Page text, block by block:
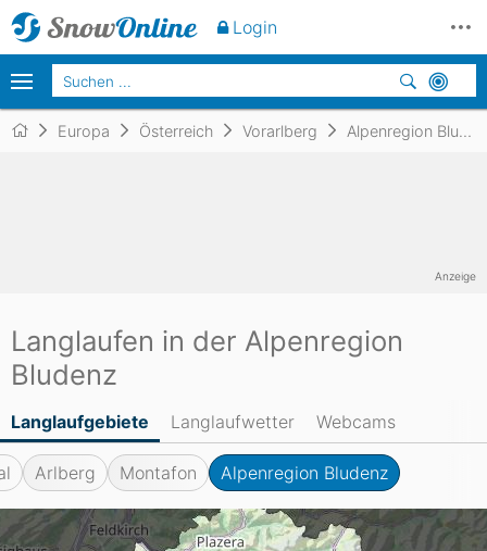
Europa Österreich Vorarlberg Alpenregion Bludenz
Langlaufen in der Alpenregion
Bludenz
Langlaufgebiete Langlaufwetter Webcams
Arlberg Montafon Alpenregion Bludenz
Anzeige
Login